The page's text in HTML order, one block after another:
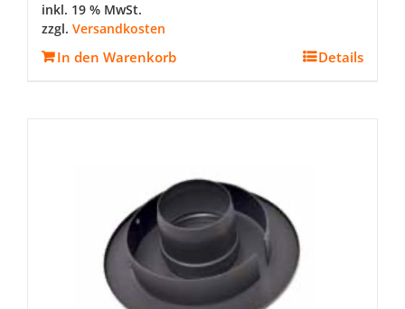
inkl. 19 % MwSt.
zzgl. Versandkosten
In den Warenkorb Details